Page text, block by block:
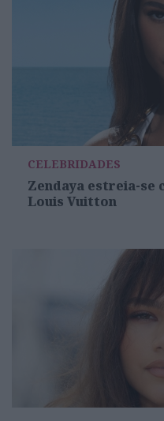
CELEBRIDADES
Zendaya estreia-se
Louis Vuitton